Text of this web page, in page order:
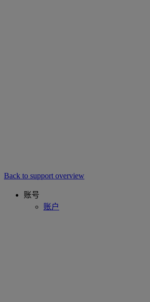
Back to support overview
账号
账户